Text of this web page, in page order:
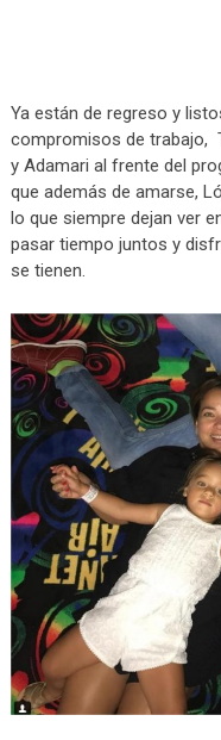
Ya están de regreso y
compromisos de trabajo,
y Adamari al frente del
que además de amarse,
lo que siempre dejan ver
pasar tiempo juntos y
se tienen.